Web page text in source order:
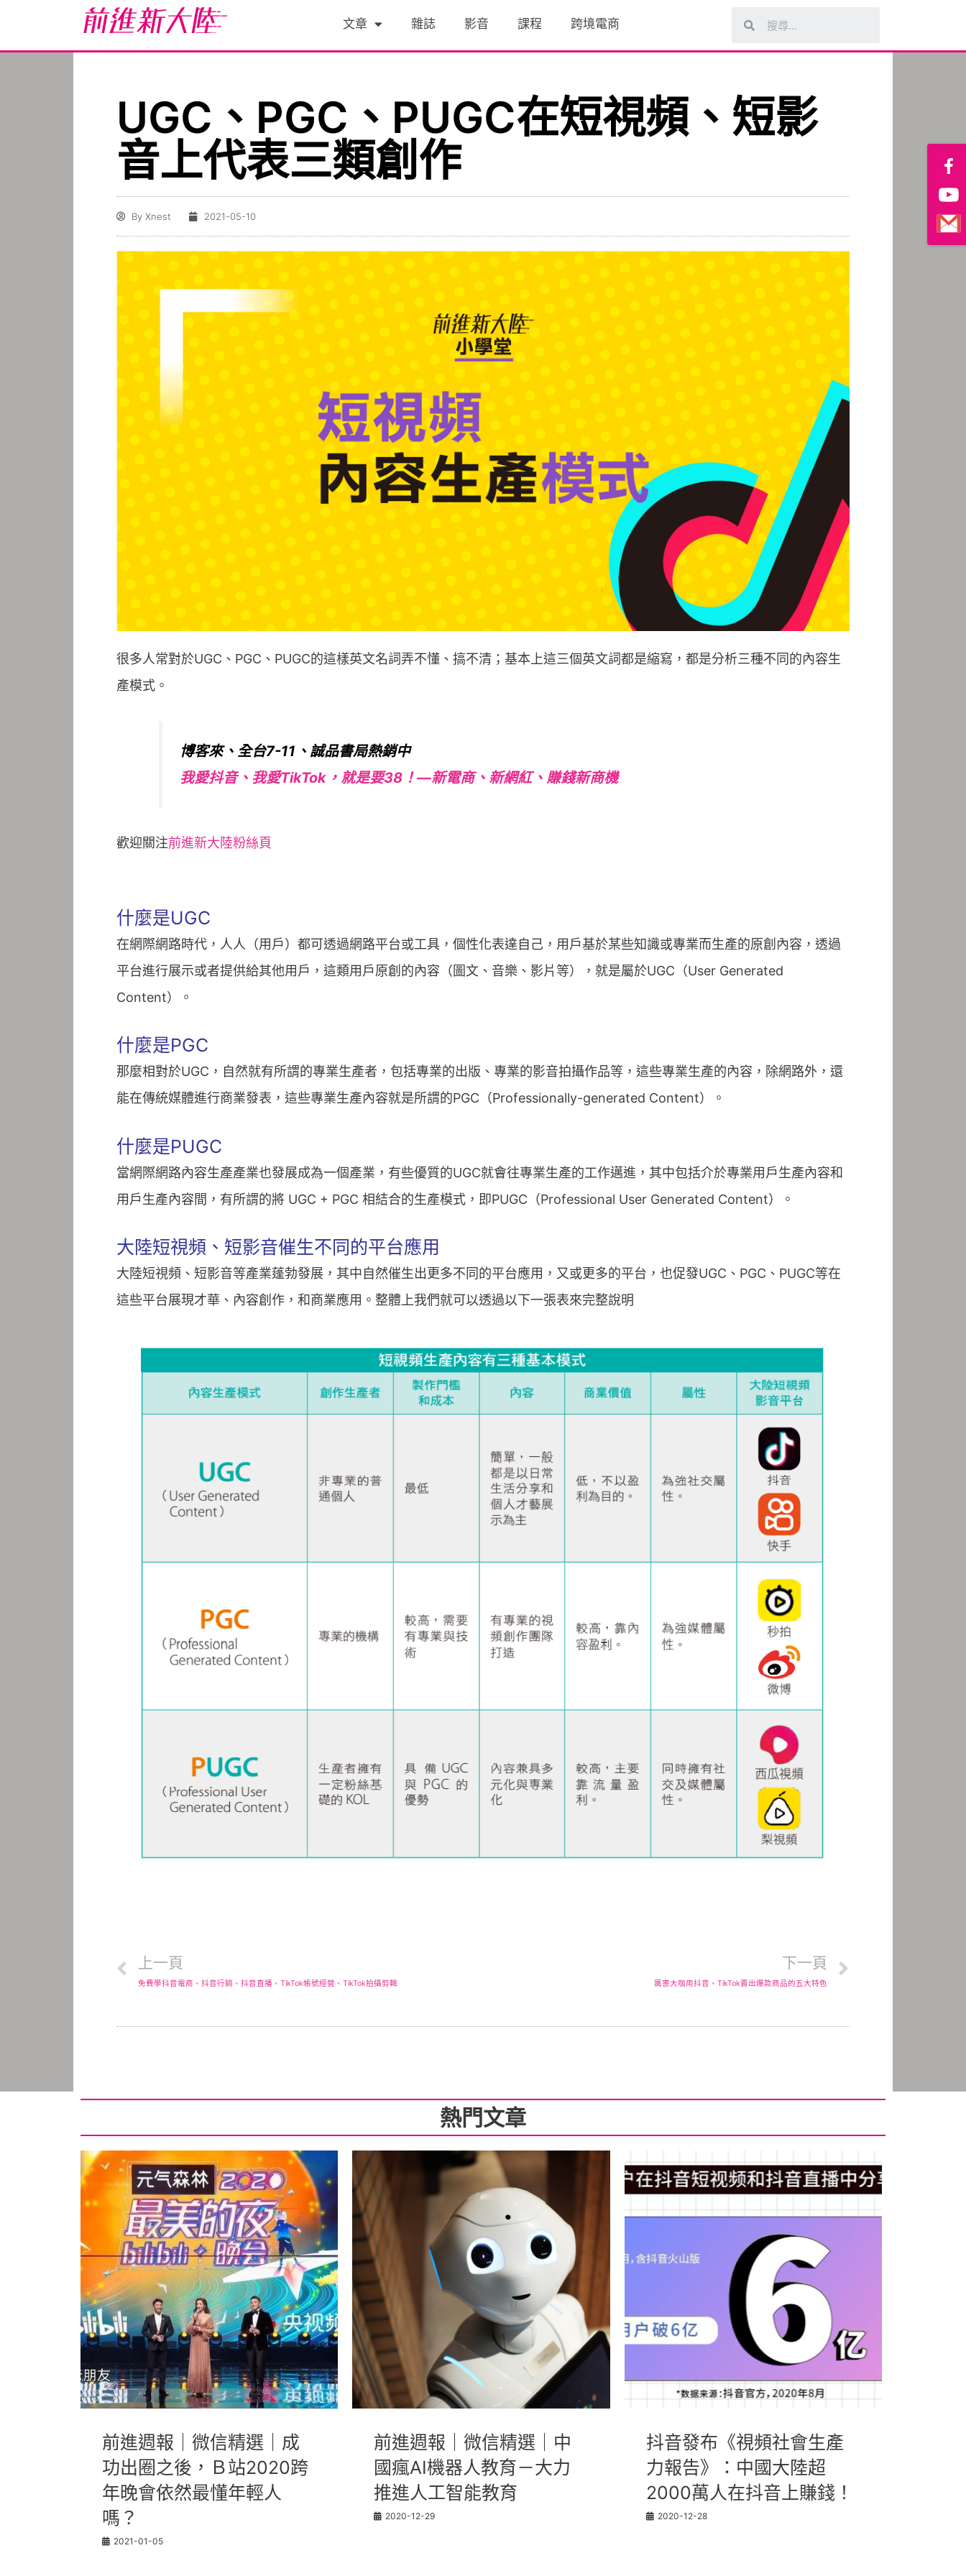
文章 雜誌 影音 課程 跨境電商
UGC、PGC、PUGC在短視頻、短影
音上代表三類創作
By Xnest 2021-05-10
很多人常對於UGC、PGC、PUGC的這樣英文名詞弄不懂、搞不清；基本上這三個英文詞都是縮寫，都是分析三種不同的內容生
產模式。
博客來、全台7-11、誠品書局熱銷中
我愛抖音、我愛TikTok，就是要38！—新電商、新網紅、賺錢新商機
歡迎關注前進新大陸粉絲頁
什麼是UGC
在網際網路時代，人人（用戶）都可透過網路平台或工具，個性化表達自己，用戶基於某些知識或專業而生產的原創內容，透過
平台進行展示或者提供給其他用戶，這類用戶原創的內容（圖文、音樂、影片等），就是屬於UGC（User Generated
Content）。
什麼是PGC
那麼相對於UGC，自然就有所謂的專業生產者，包括專業的出版、專業的影音拍攝作品等，這些專業生產的內容，除網路外，還
能在傳統媒體進行商業發表，這些專業生產內容就是所謂的PGC（Professionally-generated Content）。
什麼是PUGC
當網際網路內容生產產業也發展成為一個產業，有些優質的UGC就會往專業生產的工作邁進，其中包括介於專業用戶生產內容和
用戶生產內容間，有所謂的將 UGC + PGC 相結合的生產模式，即PUGC（Professional User Generated Content）。
大陸短視頻、短影音催生不同的平台應用
大陸短視頻、短影音等產業蓬勃發展，其中自然催生出更多不同的平台應用，又或更多的平台，也促發UGC、PGC、PUGC等在
這些平台展現才華、內容創作，和商業應用。整體上我們就可以透過以下一張表來完整說明
上一頁
免費學抖音電商、抖音行銷、抖音直播、TikTok帳號經營、TikTok拍攝剪輯
下一頁
厲害大咖用抖音、TikTok賣出爆款商品的五大特色
熱門文章
前進週報｜微信精選｜成
功出圈之後，Ｂ站2020跨
年晚會依然最懂年輕人
嗎？
2021-01-05
前進週報｜微信精選｜中
國瘋AI機器人教育－大力
推進人工智能教育
2020-12-29
抖音發布《視頻社會生產
力報告》：中國大陸超
2000萬人在抖音上賺錢！
2020-12-28